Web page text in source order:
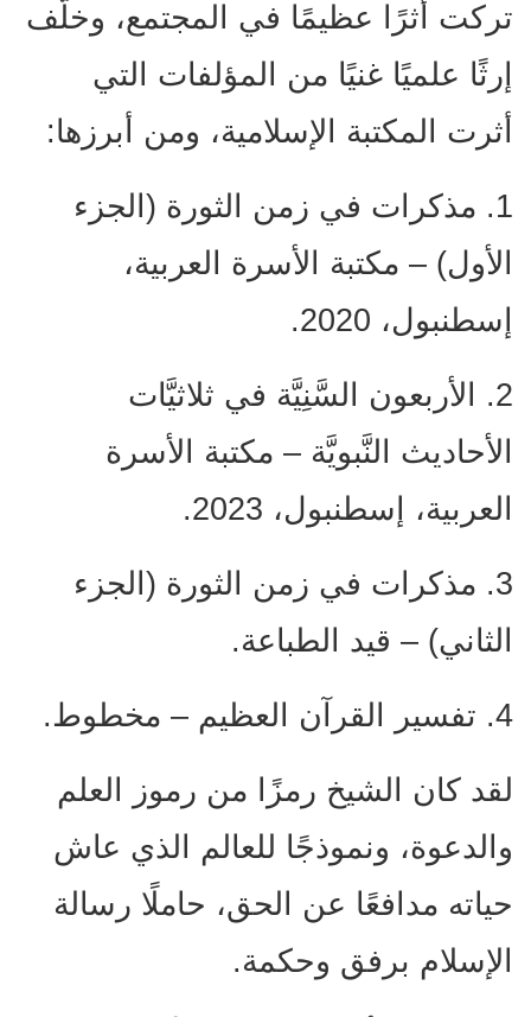
تركت أثرًا عظيمًا في المجتمع، وخلّف
إرثًا علميًا غنيًا من المؤلفات التي
أثرت المكتبة الإسلامية، ومن أبرزها:
1. مذكرات في زمن الثورة (الجزء
الأول) – مكتبة الأسرة العربية،
إسطنبول، 2020.
2. الأربعون السَّنِيَّة في ثلاثيَّات
الأحاديث النَّبويَّة – مكتبة الأسرة
العربية، إسطنبول، 2023.
3. مذكرات في زمن الثورة (الجزء
الثاني) – قيد الطباعة.
4. تفسير القرآن العظيم – مخطوط.
لقد كان الشيخ رمزًا من رموز العلم
والدعوة، ونموذجًا للعالم الذي عاش
حياته مدافعًا عن الحق، حاملًا رسالة
الإسلام برفق وحكمة.